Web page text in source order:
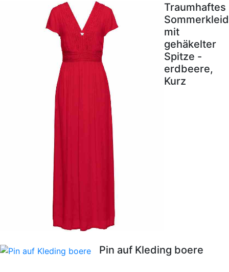
Traumhaftes
Sommerkleid
mit
gehäkelter
Spitze -
erdbeere,
Kurz
Pin auf Kleding boere